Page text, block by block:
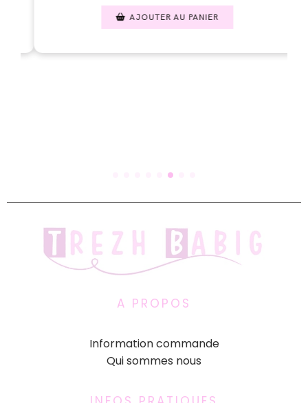
AJOUTER AU PANIER
A PROPOS
Information commande
Qui sommes nous